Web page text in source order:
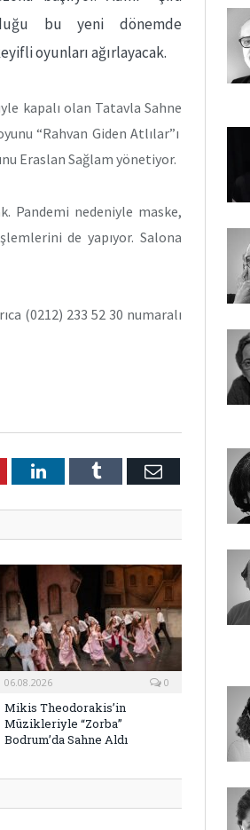
bu yeni dönemde
oyunları ağırlayacak.
kapalı olan Tatavla Sahne
“Rahvan Giden Atlılar”ı
Eraslan Sağlam yönetiyor.
Pandemi nedeniyle maske,
de yapıyor. Salona
(0212) 233 52 30 numaralı
LinkedInTumblr E-
06.08.2026 0
Mikis Theodorakis’in
Müzikleriyle “Zorba”
Bodrum’da Sahne Aldı